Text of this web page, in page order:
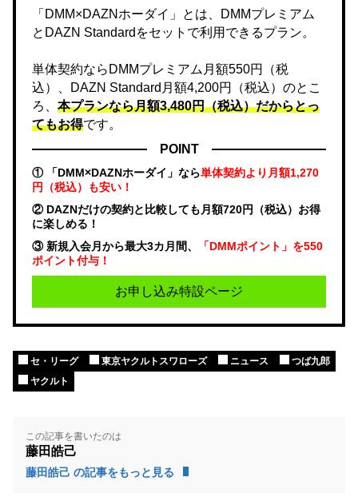
「DMM×DAZNホーダイ」とは、DMMプレミアム
とDAZN Standardをセットで利用できるプラン。
単体契約ならDMMプレミアム月額550円（税
込）、DAZN Standard月額4,200円（税込）のとこ
ろ、 本プランなら月額3,480円（税込）だからとっ
てもお得です。
POINT
① 「DMM×DAZNホーダイ」なら単体契約より月額1,270
円（税込）も安い！
② DAZNだけの契約と比較しても月額720円（税込）お得
に楽しめる！
③ 新規入会月から最大3カ月間、
「DMMポイント」を550
ポイント付与！
お申し込み特設ページ
セ・リーグ 東京ヤクルトスワローズ ニュース
つば九郎
ヤクルト
この記事を書いたのは
藤田皓己
藤田皓己 の記事をもっと見る